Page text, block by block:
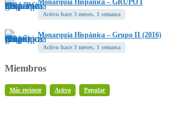
Monarquía Hispánica – GRUPO I
Activo hace 3 meses, 1 semana
Monarquía Hispánica – Grupo II (2016)
Activo hace 3 meses, 1 semana
Miembros
Más reciente Activo Popular